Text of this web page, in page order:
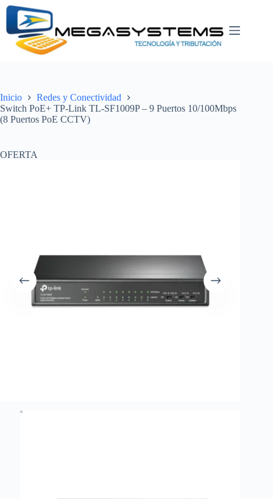
Saltar
contenido
Inicio
Redes y Conectividad
Switch PoE+ TP-Link TL-SF1009P – 9 Puertos 10/100Mbps
(8 Puertos PoE CCTV)
OFERTA